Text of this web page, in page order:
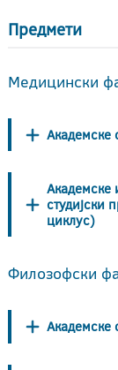
Предмети
Медицински
Академске
Академске
студијски
циклус)
Филозофски
Академске